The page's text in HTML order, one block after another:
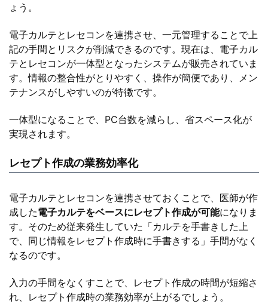
ょう。
電子カルテとレセコンを連携させ、一元管理することで上
記の手間とリスクが削減できるのです。現在は、電子カル
テとレセコンが一体型となったシステムが販売されていま
す。情報の整合性がとりやすく、操作が簡便であり、メン
テナンスがしやすいのが特徴です。
一体型になることで、PC台数を減らし、省スペース化が
実現されます。
レセプト作成の業務効率化
電子カルテとレセコンを連携させておくことで、医師が作
成した電子カルテをベースにレセプト作成が可能になりま
す。そのため従来発生していた「カルテを手書きした上
で、同じ情報をレセプト作成時に手書きする」手間がなく
なるのです。
入力の手間をなくすことで、レセプト作成の時間が短縮さ
れ、レセプト作成時の業務効率が上がるでしょう。